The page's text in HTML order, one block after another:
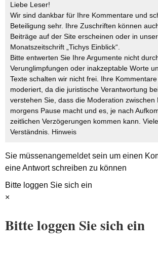
Liebe Leser!
Wir sind dankbar für Ihre Kommentare und
Beteiligung sehr. Ihre Zuschriften können
Beiträge auf der Site erscheinen oder in
Monatszeitschrift „Tichys Einblick“.
Bitte entwerten Sie Ihre Argumente nicht
Verunglimpfungen oder inakzeptable Worte
Texte schalten wir nicht frei. Ihre
moderiert, da die juristische Verantwortung
verstehen Sie, dass die Moderation zwischen
morgens Pause macht und es, je nach
zeitlichen Verzögerungen kommen kann.
Verständnis. Hinweis
Sie müssenangemeldetsein um einen
eine Antwort schreiben zu können
Bitte loggen Sie sich ein
×
Bitte loggen Sie sich ein